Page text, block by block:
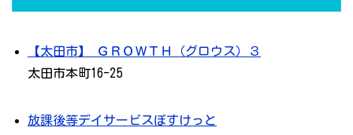
【太田市】 ＧＲＯＷＴＨ（グロウス）３
太田市本町16-25
放課後等デイサービスぼすけっと